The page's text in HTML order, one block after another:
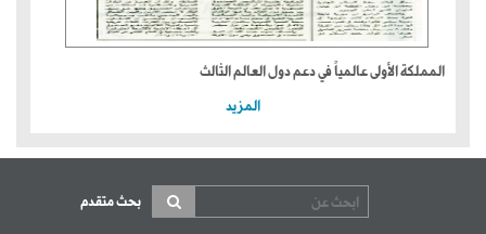
المملكة الأولى عالمياً في دعم دول العالم الثالث
المزيد
بحث متقدم